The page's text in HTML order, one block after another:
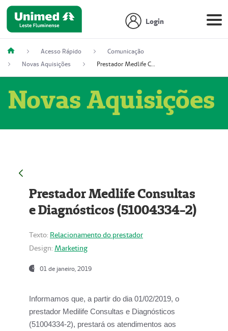
Login
Acesso Rápido
Comunicação
Novas Aquisições
Prestador Medlife Consultas e Diagnósticos (51004334-2)
Novas Aquisições
Prestador Medlife Consultas
e Diagnósticos (51004334-2)
Texto: Relacionamento do prestador
Design: Marketing
01 de janeiro, 2019
Informamos que, a partir do dia 01/02/2019, o
prestador Medilife Consultas e Diagnósticos
(51004334-2), prestará os atendimentos aos